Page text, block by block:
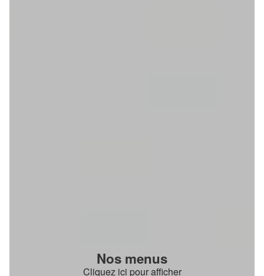
Nos menus
Cliquez ici pour afficher